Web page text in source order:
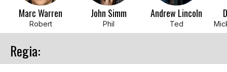
Marc Warren
Robert
John Simm
Phil
Andrew Lincoln
Ted
Regia: